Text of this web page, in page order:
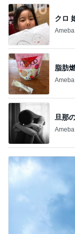
クロ
脂肪
旦那